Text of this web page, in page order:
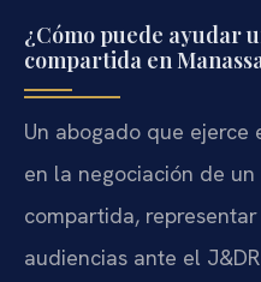
¿Cómo puede ayudar
compartida en
Un abogado que ejerce
en la negociación de
compartida,
audiencias ante el